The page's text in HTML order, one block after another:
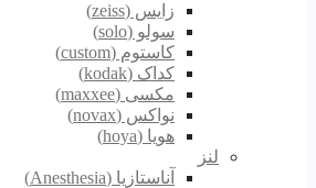
زایس (zeiss)
سولو (solo)
کاستوم (custom)
کداک (kodak)
مکسی (maxxee)
نواکس (novax)
هویا (hoya)
لنز
آناستازیا (Anesthesia)